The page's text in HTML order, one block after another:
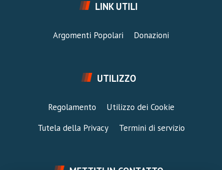
LINK UTILI
Argomenti Popolari Donazioni
UTILIZZO
Regolamento
Utilizzo dei Cookie
Tutela della Privacy
Termini di servizio